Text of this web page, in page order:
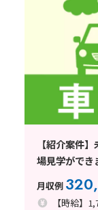
【紹介案件
場見学がで
月収例
【時給】